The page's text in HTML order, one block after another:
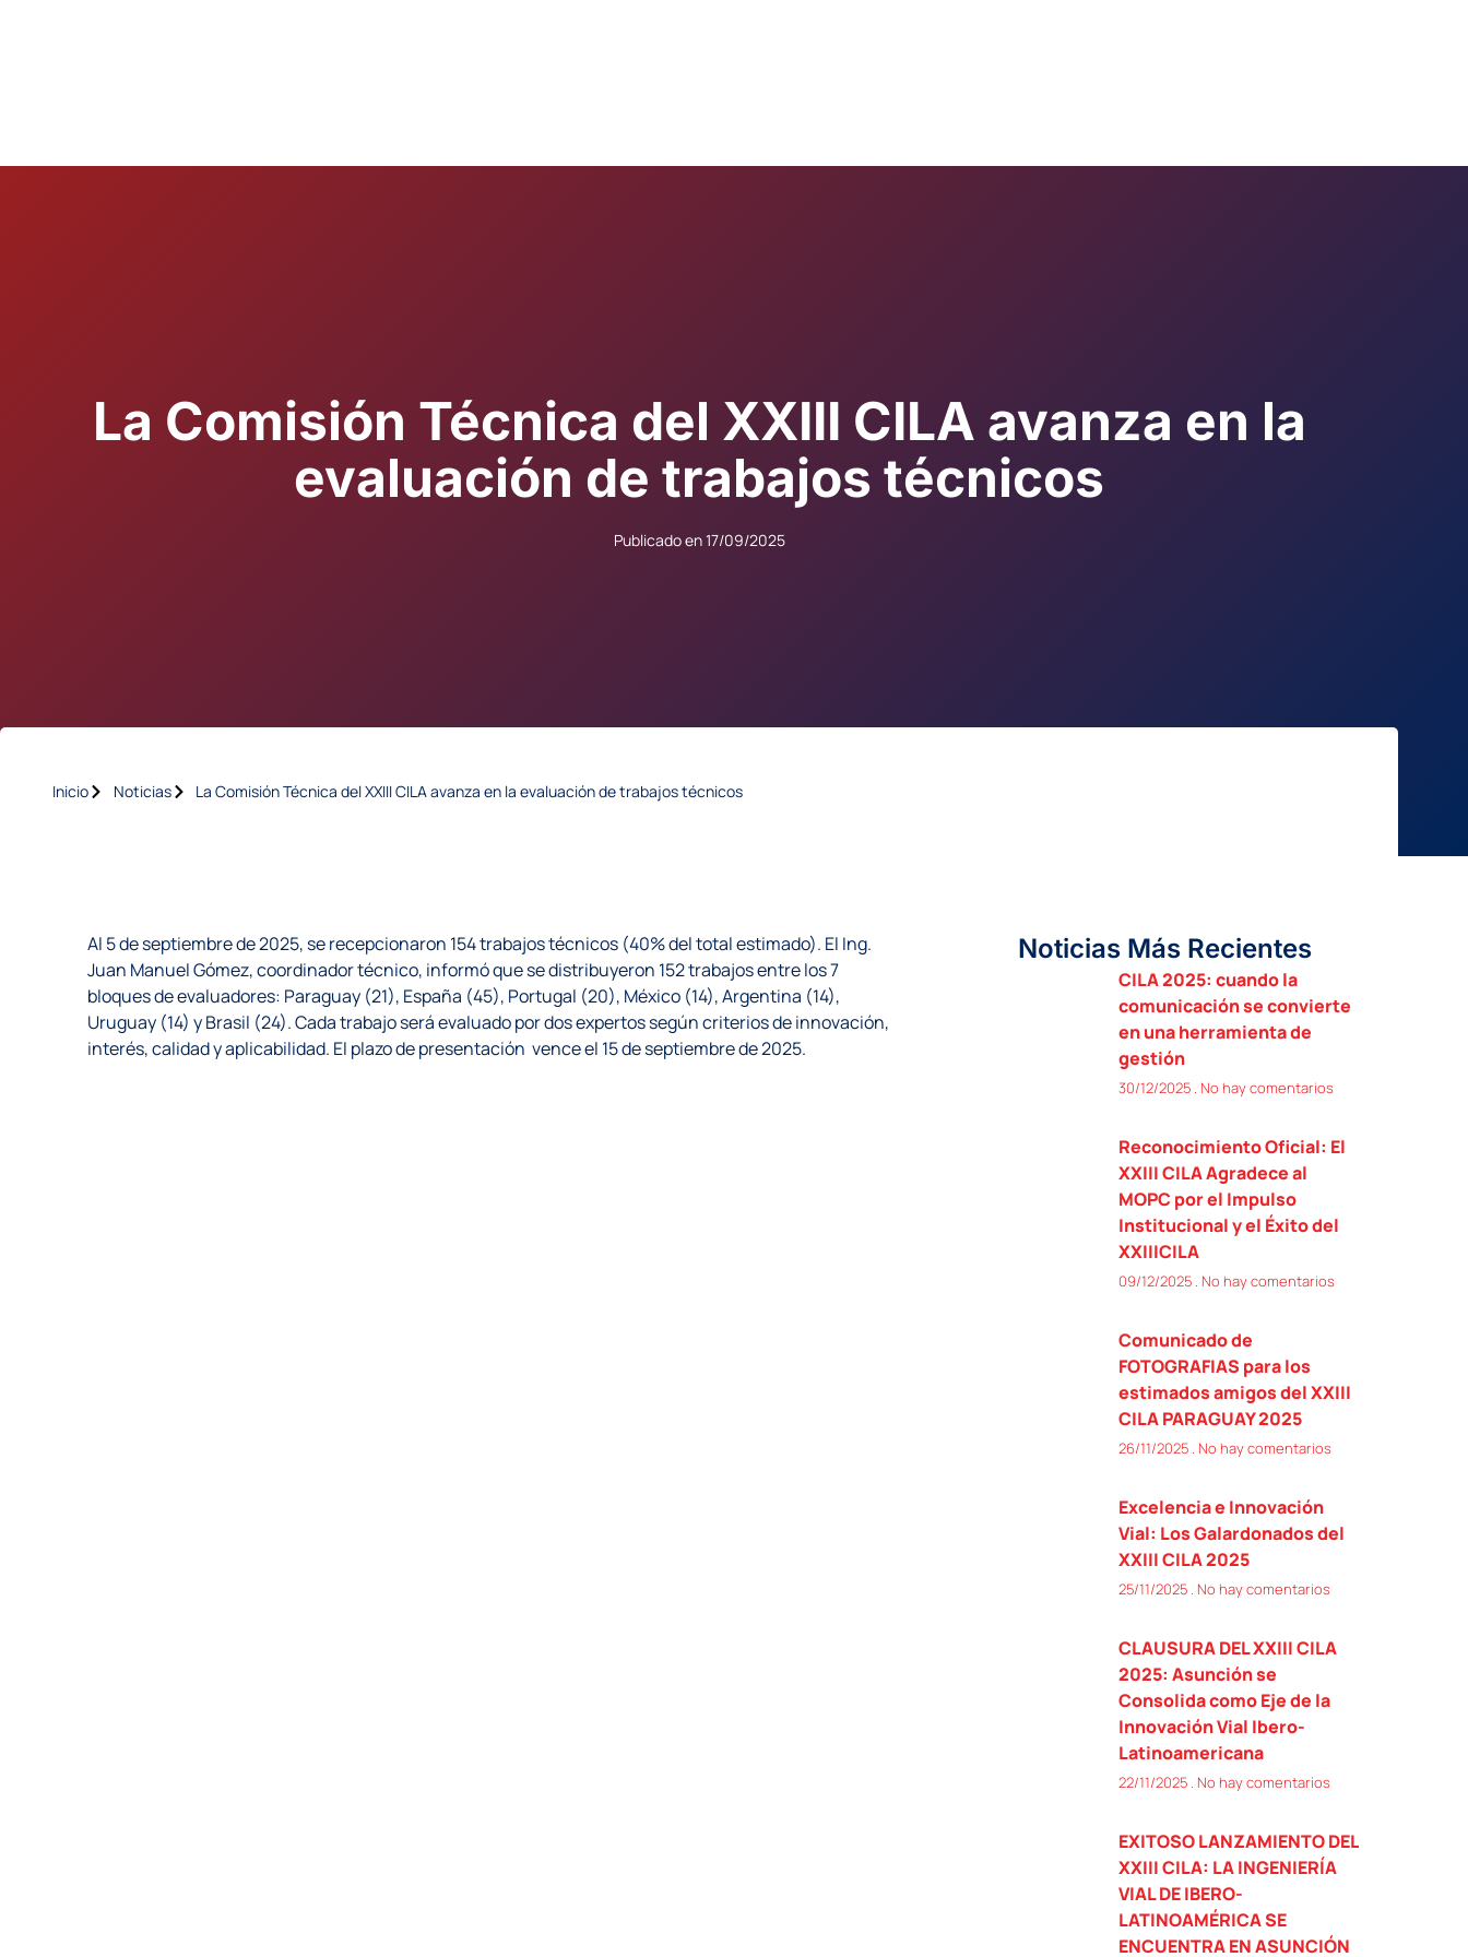
La Comisión Técnica del XXIII CILA avanza en la
evaluación de trabajos técnicos
Publicado en17/09/2025
Inicio Noticias La Comisión Técnica del XXIII CILA avanza en la evaluación de trabajos técnicos
Al 5 de septiembre de 2025, se recepcionaron 154 trabajos técnicos (40% del total estimado). El Ing.
Juan Manuel Gómez, coordinador técnico, informó que se distribuyeron 152 trabajos entre los 7
bloques de evaluadores: Paraguay (21), España (45), Portugal (20), México (14), Argentina (14),
Uruguay (14) y Brasil (24). Cada trabajo será evaluado por dos expertos según criterios de innovación,
interés, calidad y aplicabilidad. El plazo de presentación vence el 15 de septiembre de 2025.
Noticias Más Recientes
CILA 2025: cuando la
comunicación se convierte
en una herramienta de
gestión
30/12/2025 No hay comentarios
Reconocimiento Oficial: El
XXIII CILA Agradece al
MOPC por el Impulso
Institucional y el Éxito del
XXIIICILA
09/12/2025 No hay comentarios
Comunicado de
FOTOGRAFIAS para los
estimados amigos del XXIII
CILA PARAGUAY 2025
26/11/2025 No hay comentarios
Excelencia e Innovación
Vial: Los Galardonados del
XXIII CILA 2025
25/11/2025 No hay comentarios
CLAUSURA DEL XXIII CILA
2025: Asunción se
Consolida como Eje de la
Innovación Vial Ibero-
Latinoamericana
22/11/2025 No hay comentarios
EXITOSO LANZAMIENTO DEL
XXIII CILA: LA INGENIERÍA
VIAL DE IBERO-
LATINOAMÉRICA SE
ENCUENTRA EN ASUNCIÓN